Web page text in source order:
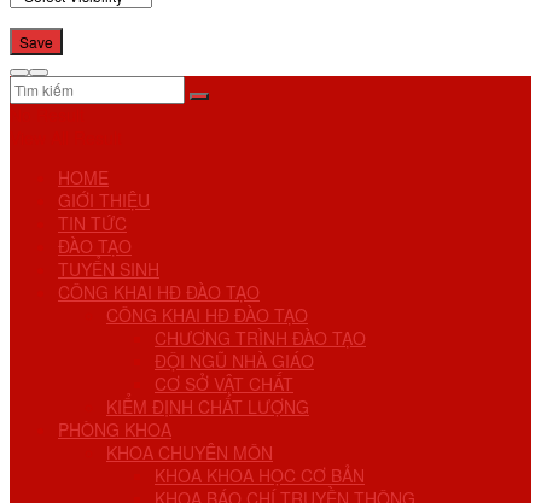
HOME
GIỚI THIỆU
TIN TỨC
ĐÀO TẠO
TUYỂN SINH
CÔNG KHAI HĐ ĐÀO TẠO
CÔNG KHAI HĐ ĐÀO TẠO
CHƯƠNG TRÌNH ĐÀO TẠO
ĐỘI NGŨ NHÀ GIÁO
CƠ SỞ VẬT CHẤT
KIỂM ĐỊNH CHẤT LƯỢNG
PHÒNG KHOA
KHOA CHUYÊN MÔN
KHOA KHOA HỌC CƠ BẢN